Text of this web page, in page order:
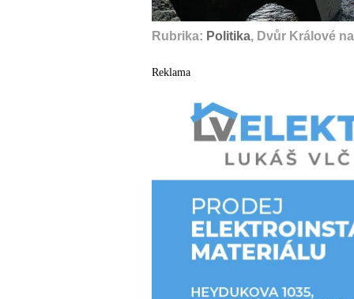
Rubrika: Politika, Dvůr Králové
Reklama